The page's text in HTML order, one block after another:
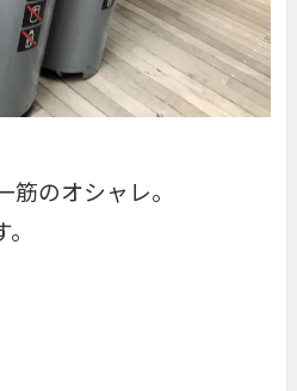
のオシャレ。